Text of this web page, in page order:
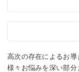
高次の存在によるお
様々お悩みを深い部